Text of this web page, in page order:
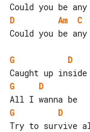
D
Am C
Could you be
G
D
G
D
G
D